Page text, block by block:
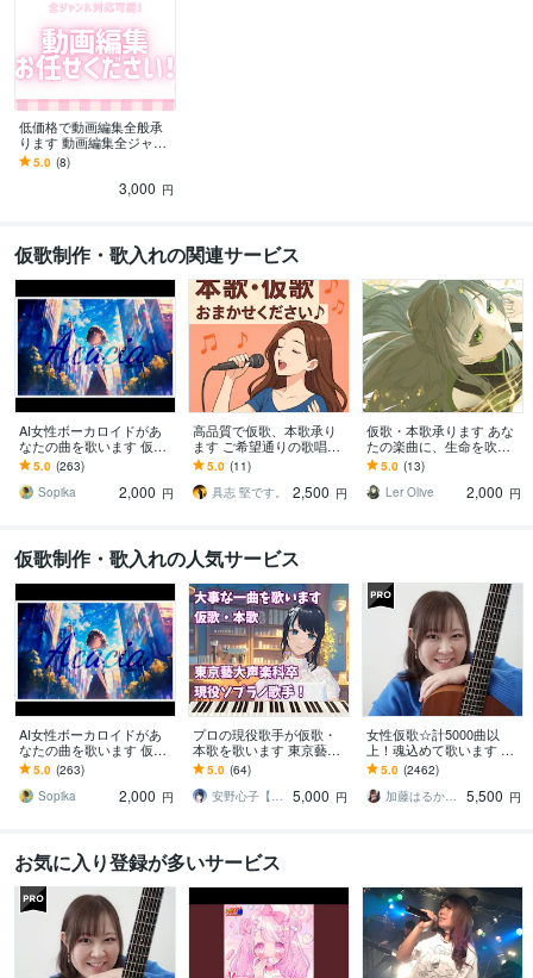
低価格で動画編集全般承
ります 動画編集全ジャン
ル対応可能です！
5.0 (8)
3,000 円
仮歌制作・歌入れの関連サービス
AI女性ボーカロイドがあ
なたの曲を歌います 仮
歌、本歌OK・SunoAI対
応・次世代歌入れサービ
ス！
5.0 (263)
Sopika
2,000 円
高品質で仮歌、本歌承り
ます ご希望通りの歌唱を
させていただきます！
5.0 (11)
具志 堅です。
2,500 円
仮歌・本歌承ります あな
たの楽曲に、生命を吹き
込みます。
5.0 (13)
Ler Olive
2,000 円
仮歌制作・歌入れの人気サービス
AI女性ボーカロイドがあ
なたの曲を歌います 仮
歌、本歌OK・SunoAI対
応・次世代歌入れサービ
ス！
5.0 (263)
Sopika
2,000 円
プロの現役歌手が仮歌・
本歌を歌います 東京藝術
大学声楽科卒業！あなた
の大事な一曲を歌います
5.0 (64)
安野心子【安心さん】
5,000 円
女性仮歌☆計5000曲以
上！魂込めて歌います エ
ディットが楽♪すぐ提出可
能♪毎月採用♪テレビ出演
有♪
5.0 (2462)
加藤はるか_Sing
5,500 円
お気に入り登録が多いサービス